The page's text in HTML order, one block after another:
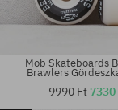
Mob Skateboards
Brawlers
9990 Ft